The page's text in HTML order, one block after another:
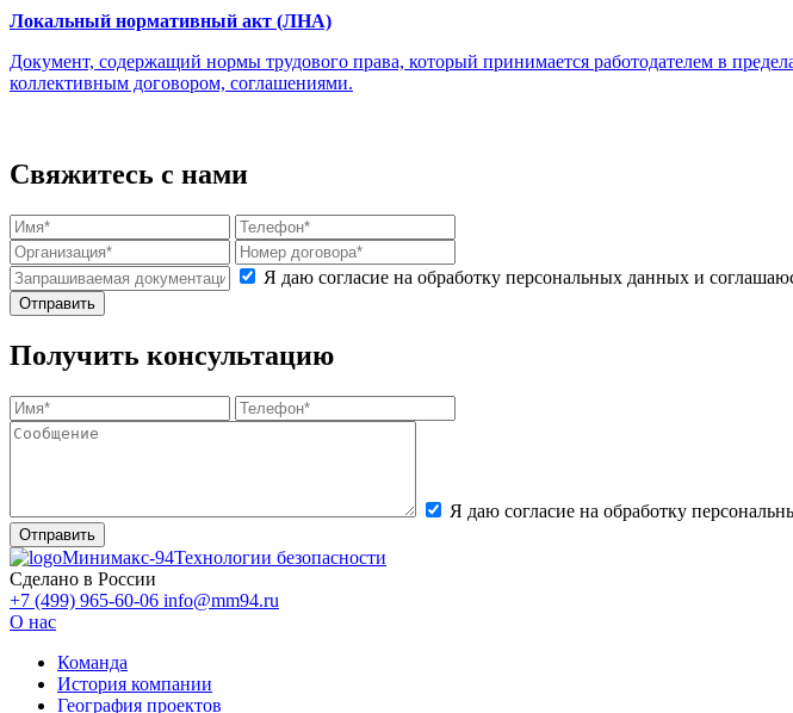
Локальный нормативный акт (ЛНА)
Документ, содержащий нормы трудового права, который принимается работодателем в
коллективным договором, соглашениями.
Свяжитесь с нами
Я даю согласие на обработку персональных данных и
Получить консультацию
Я даю согласие на обработку
Минимакс-94Технологии безопасности
Сделано в России
+7 (499) 965-60-06 info@mm94.ru
О нас
Команда
История компании
География проектов